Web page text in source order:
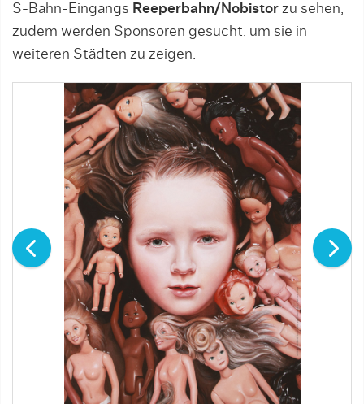
S-Bahn-Eingangs Reeperbahn/Nobistor zu sehen,
zudem werden Sponsoren gesucht, um sie in
weiteren Städten zu zeigen.